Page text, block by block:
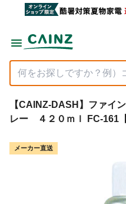
【CAINZ-DASH】ファイ
レー ４２０ｍｌ FC-161【
メーカー直送